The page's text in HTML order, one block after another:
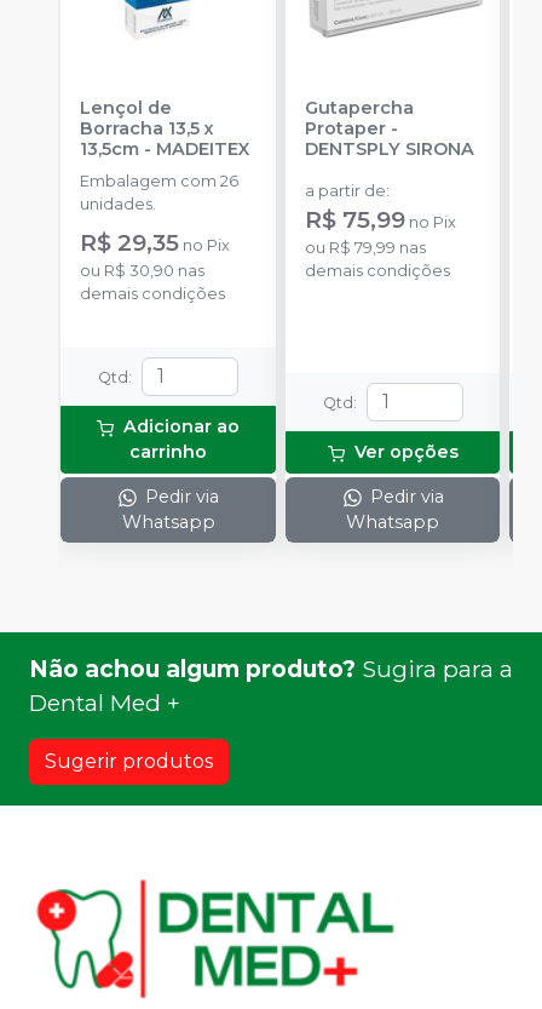
Lençol de
Borracha 13,5 x
13,5cm - MADEITEX
Embalagem com 26
unidades.
R$ 29,35 no Pix
ou R$ 30,90 nas
demais condições
Qtd :
Adicionar ao
carrinho
Pedir via
Whatsapp
Gutapercha
Protaper-
DENTSPLY SIRONA
a partir de:
R$ 75,99 no Pix
ou R$ 79,99 nas
demais condições
Qtd :
Ver opções
Pedir via
Whatsapp
Não achou algum produto? Sugira para a
Dental Med +
Sugerir produtos